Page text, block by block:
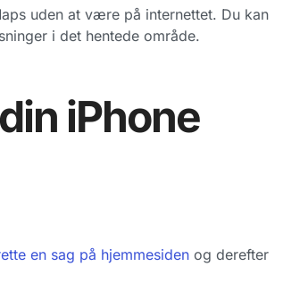
uden at være på internettet. Du kan
i det hentede område.
iPhone
en sag på hjemmesiden og derefter